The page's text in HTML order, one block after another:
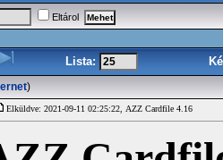
Eltárol
Lista:
)
Elküldve: 2021-09-11 02:25:22, AZZ Cardfile 4.16